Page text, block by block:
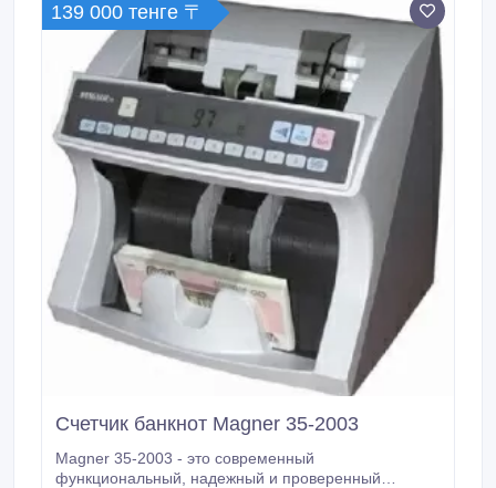
139 000 тенге 〒
Счетчик банкнот Magner 35-2003
Magner 35-2003 - это современный
функциональный, надежный и проверенный